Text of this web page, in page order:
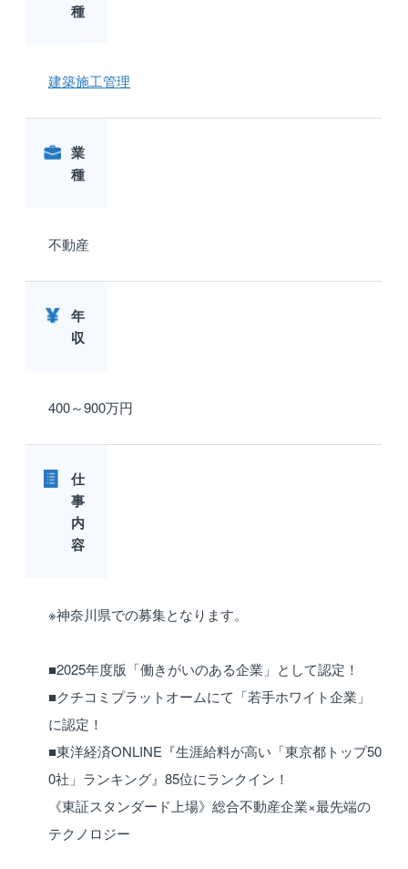
種
建築施工管理
業
種
不動産
年
収
400～900万円
仕
事
内
容
※神奈川県での募集となります。
■2025年度版「働きがいのある企業」として認定！
■クチコミプラットオームにて「若手ホワイト企業」
に認定！
■東洋経済ONLINE『生涯給料が高い「東京都トップ50
0社」ランキング』85位にランクイン！
《東証スタンダード上場》総合不動産企業×最先端の
テクノロジー